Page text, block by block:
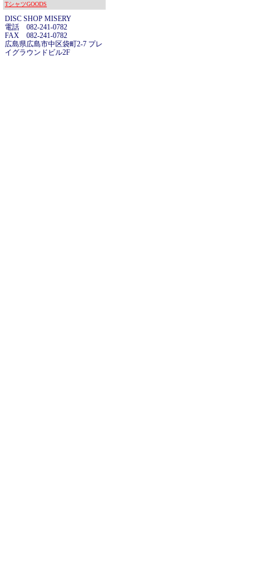
TシャツGOODS
DISC SHOP MISERY
電話 082-241-0782
FAX 082-241-0782
広島県広島市中区袋町2-7 プレ
イグラウンドビル2F